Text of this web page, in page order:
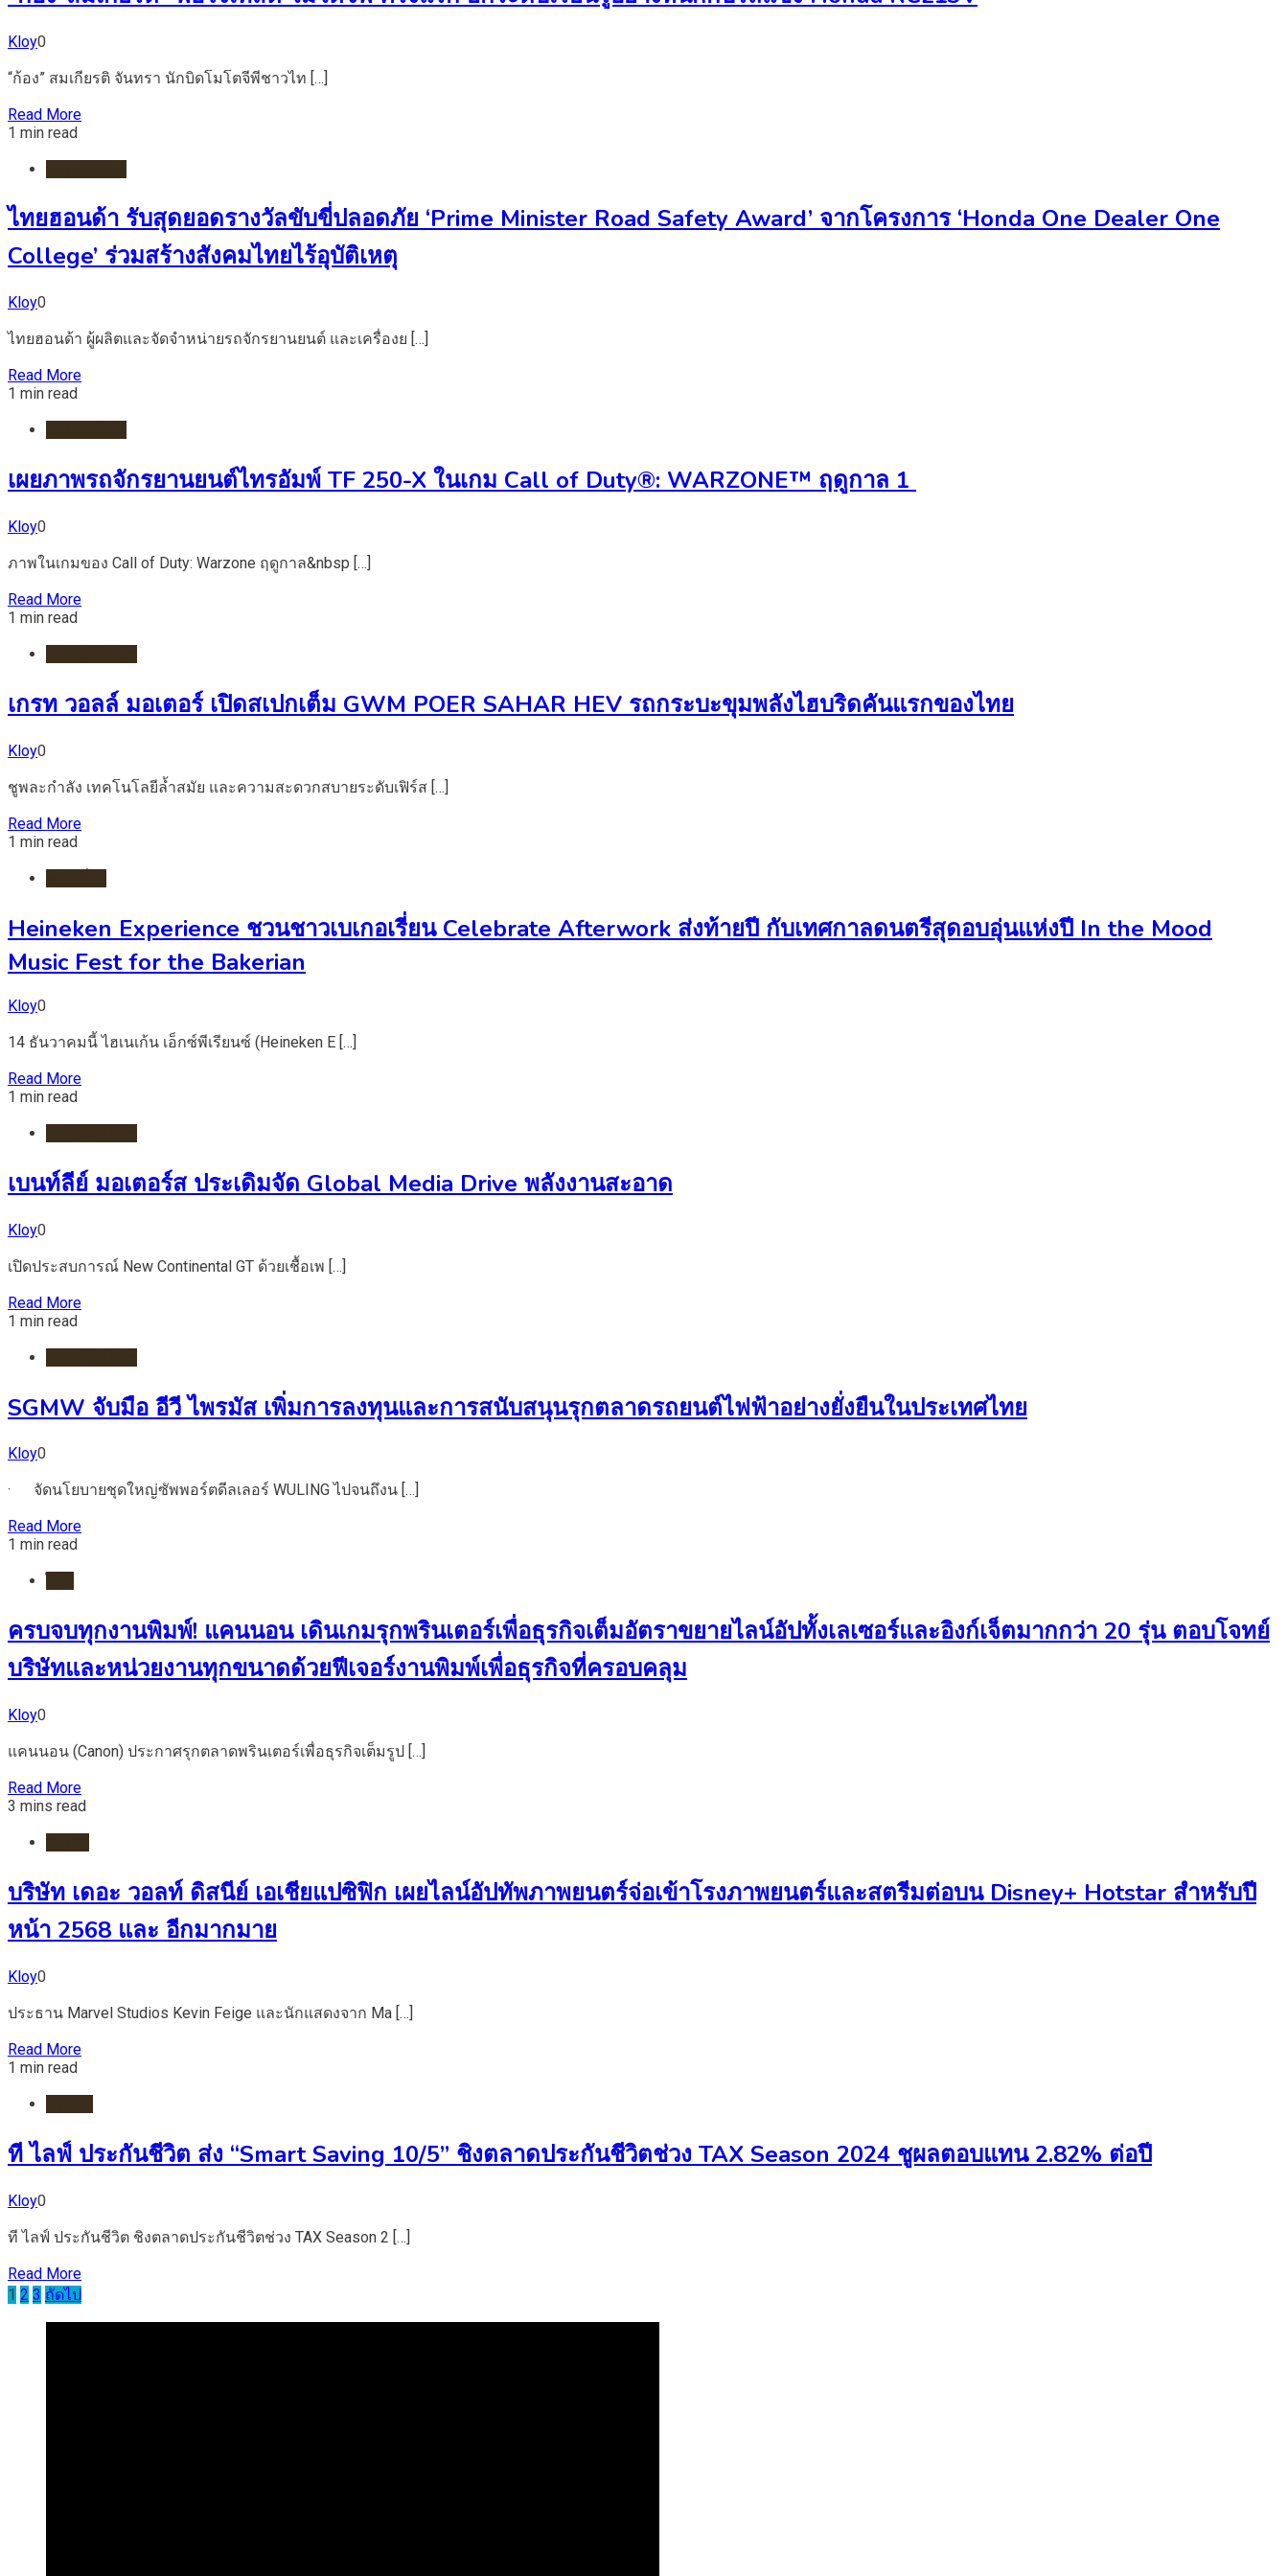
Kloy0
“ก้อง” สมเกียรติ จันทรา นักบิดโมโตจีพีชาวไท […]
Read More
1 min read
ไทยฮอนด้า รับสุดยอดรางวัลขับขี่ปลอดภัย ‘Prime Minister Road Safety Award’ จากโครงการ ‘Honda One Dealer One
College’ ร่วมสร้างสังคมไทยไร้อุบัติเหตุ
Kloy0
ไทยฮอนด้า ผู้ผลิตและจัดจำหน่ายรถจักรยานยนต์ และเครื่องย […]
Read More
1 min read
เผยภาพรถจักรยานยนต์ไทรอัมพ์ TF 250-X ในเกม Call of Duty®: WARZONE™ ฤดูกาล 1
Kloy0
ภาพในเกมของ Call of Duty: Warzone ฤดูกาล&nbsp […]
Read More
1 min read
เกรท วอลล์ มอเตอร์ เปิดสเปกเต็ม GWM POER SAHAR HEV รถกระบะขุมพลังไฮบริดคันแรกของไทย
Kloy0
ชูพละกำลัง เทคโนโลยีล้ำสมัย และความสะดวกสบายระดับเฟิร์ส […]
Read More
1 min read
Heineken Experience ชวนชาวเบเกอเรี่ยน Celebrate Afterwork ส่งท้ายปี กับเทศกาลดนตรีสุดอบอุ่นแห่งปี In the Mood
Music Fest for the Bakerian
Kloy0
14 ธันวาคมนี้ ไฮเนเก้น เอ็กซ์พีเรียนซ์ (Heineken E […]
Read More
1 min read
เบนท์ลีย์ มอเตอร์ส ประเดิมจัด Global Media Drive พลังงานสะอาด
Kloy0
เปิดประสบการณ์ New Continental GT ด้วยเชื้อเพ […]
Read More
1 min read
SGMW จับมือ อีวี ไพรมัส เพิ่มการลงทุนและการสนับสนุนรุกตลาดรถยนต์ไฟฟ้าอย่างยั่งยืนในประเทศไทย
Kloy0
· จัดนโยบายชุดใหญ่ซัพพอร์ตดีลเลอร์ WULING ไปจนถึงน […]
Read More
1 min read
ครบจบทุกงานพิมพ์! แคนนอน เดินเกมรุกพรินเตอร์เพื่อธุรกิจเต็มอัตราขยายไลน์อัปทั้งเลเซอร์และอิงก์เจ็ตมากกว่า 20 รุ่น ตอบโจทย์
บริษัทและหน่วยงานทุกขนาดด้วยฟีเจอร์งานพิมพ์เพื่อธุรกิจที่ครอบคลุม
Kloy0
แคนนอน (Canon) ประกาศรุกตลาดพรินเตอร์เพื่อธุรกิจเต็มรูป […]
Read More
3 mins read
บริษัท เดอะ วอลท์ ดิสนีย์ เอเชียแปซิฟิก เผยไลน์อัปทัพภาพยนตร์จ่อเข้าโรงภาพยนตร์และสตรีมต่อบน Disney+ Hotstar สำหรับปี
หน้า 2568 และ อีกมากมาย
Kloy0
ประธาน Marvel Studios Kevin Feige และนักแสดงจาก Ma […]
Read More
1 min read
ที ไลฟ์ ประกันชีวิต ส่ง “Smart Saving 10/5” ชิงตลาดประกันชีวิตช่วง TAX Season 2024 ชูผลตอบแทน 2.82% ต่อปี
Kloy0
ที ไลฟ์ ประกันชีวิต ชิงตลาดประกันชีวิตช่วง TAX Season 2 […]
Read More
Posts
pagination
1 2 3 ถัดไป